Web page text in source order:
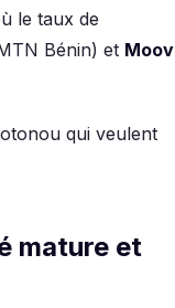
le taux de
Bénin) et Moov
qui veulent
mature et